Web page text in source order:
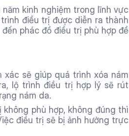
kinh nghiệm trong lĩnh vực
điều trị được diễn ra thành
phác đồ điều trị phù hợp để
sẽ giúp quá trình xóa nám
lộ trình điều trị hợp lý sẽ rút
nám da.
phù hợp, không đúng thì
điều trị sẽ bị ảnh hưởng trực